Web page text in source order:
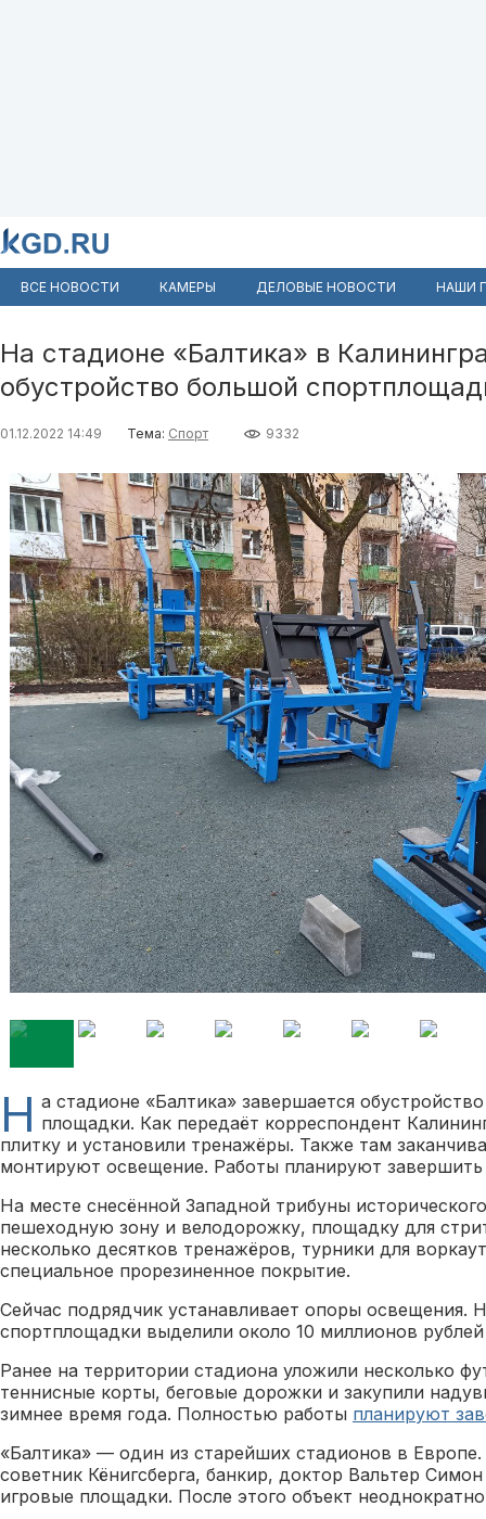
ВСЕ НОВОСТИ КАМЕРЫ ДЕЛОВЫЕ НОВОСТИ НАШИ
На стадионе «Балтика» в
обустройство большой
01.12.2022 14:49 Тема: Спорт 9332
Н а стадионе «Балтика» завершается
площадки. Как передаёт корреспондент
плитку и установили тренажёры. Также там
монтируют освещение. Работы планируют завершить
На месте снесённой Западной трибуны
пешеходную зону и велодорожку, площадку для
несколько десятков тренажёров, турники для
специальное прорезиненное покрытие.
Сейчас подрядчик устанавливает опоры освещения.
спортплощадки выделили около 10 миллионов
Ранее на территории стадиона уложили несколько
теннисные корты, беговые дорожки и закупили
зимнее время года. Полностью работы планируют
«Балтика» — один из старейших стадионов в Европе.
советник Кёнигсберга, банкир, доктор Вальтер
игровые площадки. После этого объект